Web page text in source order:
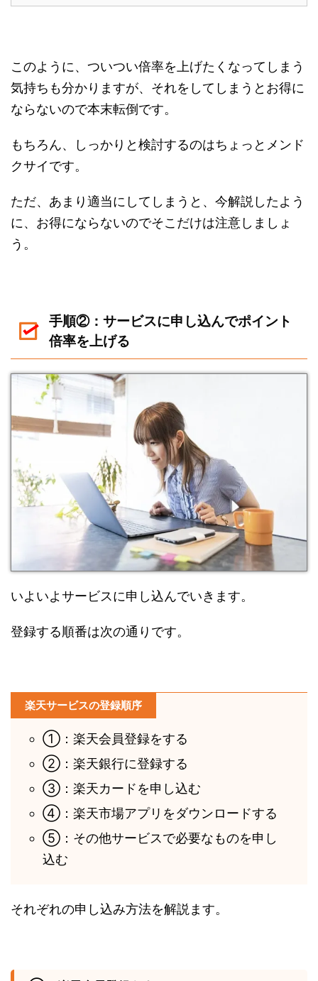
このように、ついつい倍率を上げたくなってしまう
気持ちも分かりますが、それをしてしまうとお得に
ならないので本末転倒です。
もちろん、しっかりと検討するのはちょっとメンド
クサイです。
ただ、あまり適当にしてしまうと、今解説したよう
に、お得にならないのでそこだけは注意しましょ
う。
手順②：サービスに申し込んでポイント
倍率を上げる
いよいよサービスに申し込んでいきます。
登録する順番は次の通りです。
楽天サービスの登録順序
①：楽天会員登録をする
②：楽天銀行に登録する
③：楽天カードを申し込む
④：楽天市場アプリをダウンロードする
⑤：その他サービスで必要なものを申し
込む
それぞれの申し込み方法を解説ます。